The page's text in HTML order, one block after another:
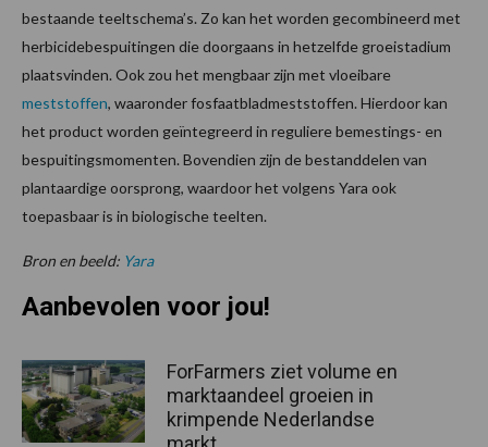
bestaande teeltschema’s. Zo kan het worden gecombineerd met
herbicidebespuitingen die doorgaans in hetzelfde groeistadium
plaatsvinden. Ook zou het mengbaar zijn met vloeibare
meststoffen, waaronder fosfaatbladmeststoffen. Hierdoor kan
het product worden geïntegreerd in reguliere bemestings- en
bespuitingsmomenten. Bovendien zijn de bestanddelen van
plantaardige oorsprong, waardoor het volgens Yara ook
toepasbaar is in biologische teelten.
Bron en beeld: Yara
Aanbevolen voor jou!
ForFarmers ziet volume en
marktaandeel groeien in
krimpende Nederlandse